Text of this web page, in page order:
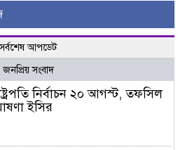
সর্বশেষ আপডেট
জনপ্রিয় সংবাদ
নির্বাচন ২০ আগস্ট, তফসিল
ইসির